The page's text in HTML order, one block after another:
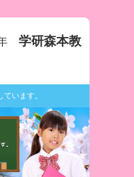
学研森本教
います。